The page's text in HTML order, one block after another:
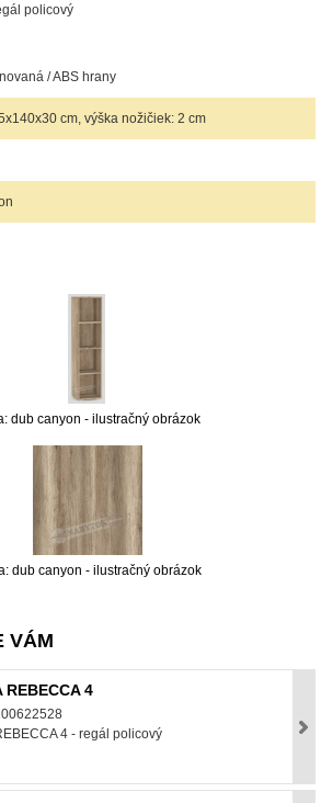
policový
/ ABS hrany
cm, výška nožičiek: 2 cm
dub canyon - ilustračný obrázok
dub canyon - ilustračný obrázok
VÁM
REBECCA 4
4 - regál policový